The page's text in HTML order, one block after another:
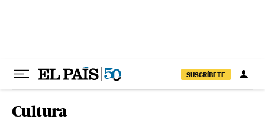
SUSCRÍBETE
Cultura